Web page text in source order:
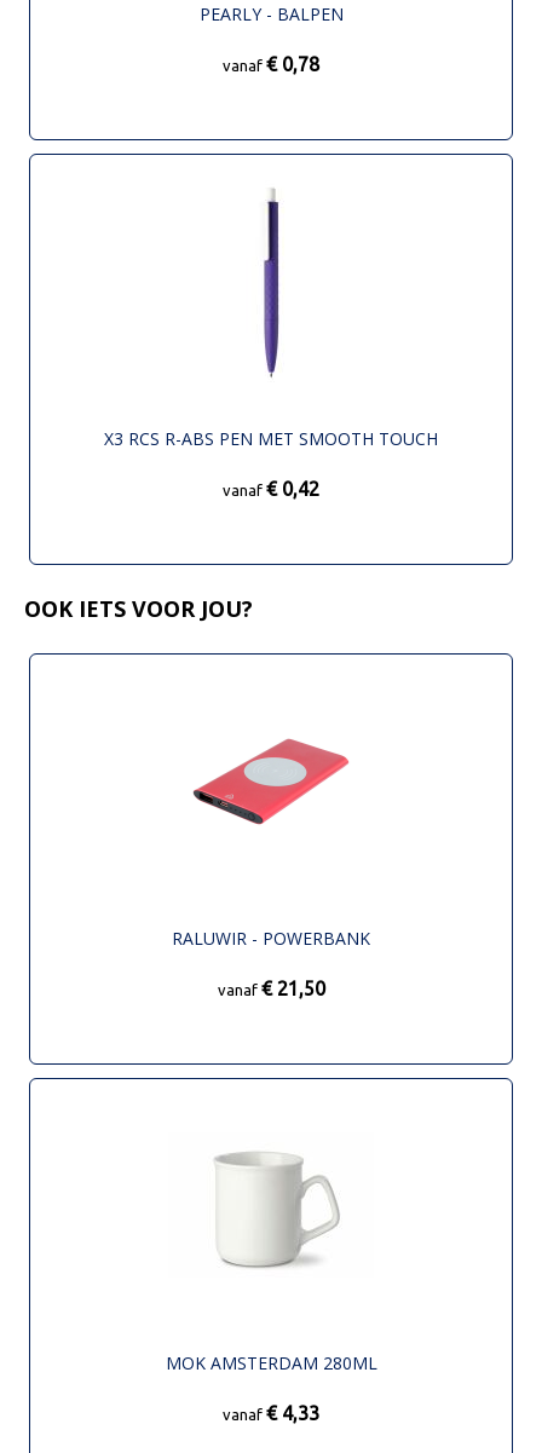
PEARLY - BALPEN
vanaf € 0,78
X3 RCS R-ABS PEN MET SMOOTH TOUCH
vanaf € 0,42
OOK IETS VOOR JOU?
RALUWIR - POWERBANK
vanaf € 21,50
MOK AMSTERDAM 280ML
vanaf € 4,33